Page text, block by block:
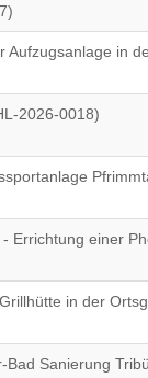
Aufzugsanlage in
2026-0018)
Errichtung einer
in der
Bad Sanierung